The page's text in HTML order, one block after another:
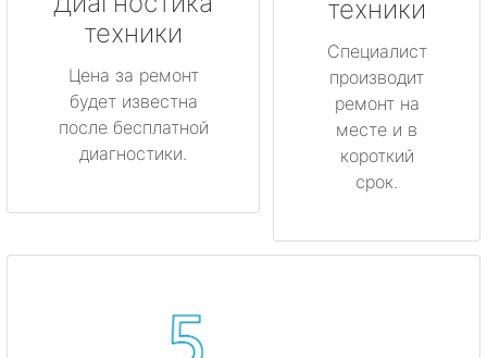
техники
Цена за ремонт
будет известна
после бесплатной
диагностики.
техники
Специалист
производит
ремонт на
месте и в
короткий
срок.